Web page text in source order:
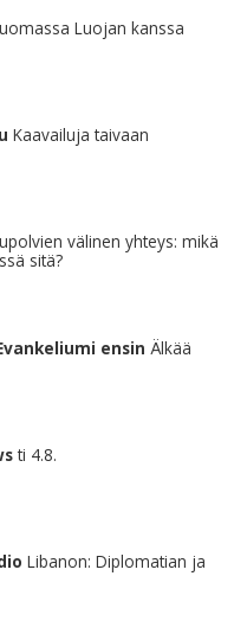
Luojan kanssa
Kaavailuja taivaan
välinen yhteys: mikä
sitä?
ensin Älkää
ti 4.8.
Libanon: Diplomatian ja